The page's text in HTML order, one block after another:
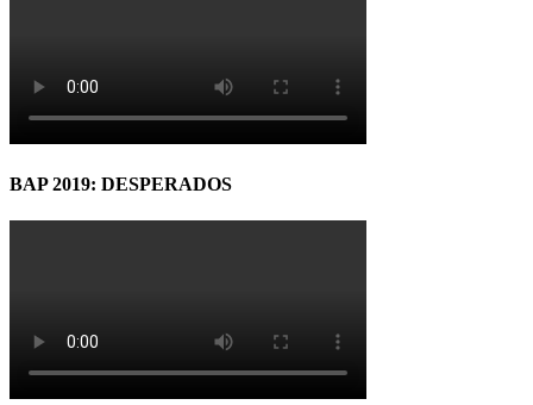
BAP 2019: DESPERADOS